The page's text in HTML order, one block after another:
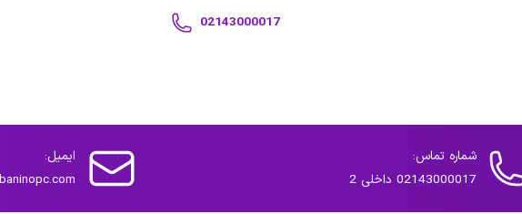
02143000017
شماره تماس:
02143000017 داخلی 2
ایمیل: